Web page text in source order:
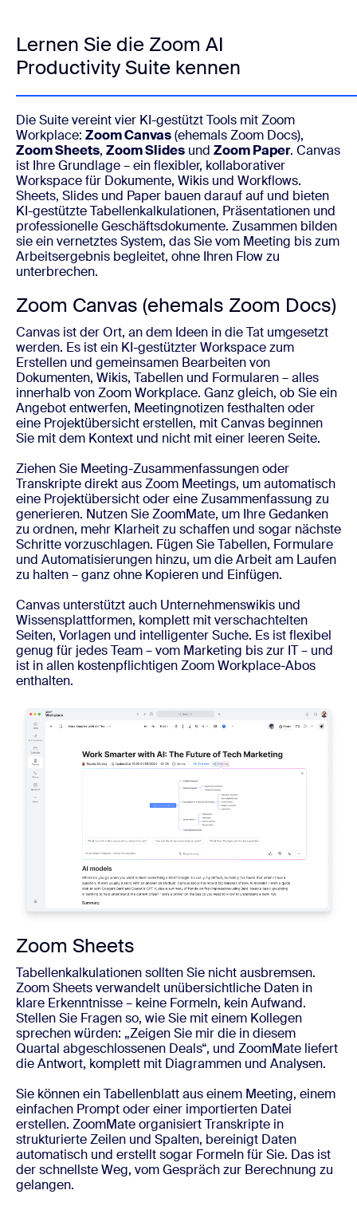
Lernen Sie die Zoom AI
Productivity Suite kennen
Die Suite vereint vier KI-gestützt Tools mit Zoom
Workplace: Zoom Canvas(ehemals Zoom Docs),
Zoom Sheets, Zoom Slides und Zoom Paper. Canvas
ist Ihre Grundlage – ein flexibler, kollaborativer
Workspace für Dokumente, Wikis und Workflows.
Sheets, Slides und Paper bauen darauf auf und bieten
KI-gestützte Tabellenkalkulationen, Präsentationen und
professionelle Geschäftsdokumente. Zusammen bilden
sie ein vernetztes System, das Sie vom Meeting bis zum
Arbeitsergebnis begleitet, ohne Ihren Flow zu
unterbrechen.
Zoom Canvas (ehemals Zoom Docs)
Canvas ist der Ort, an dem Ideen in die Tat umgesetzt
werden. Es ist ein KI-gestützter Workspace zum
Erstellen und gemeinsamen Bearbeiten von
Dokumenten, Wikis, Tabellen und Formularen – alles
innerhalb von Zoom Workplace. Ganz gleich, ob Sie ein
Angebot entwerfen, Meetingnotizen festhalten oder
eine Projektübersicht erstellen, mit Canvas beginnen
Sie mit dem Kontext und nicht mit einer leeren Seite.
Ziehen Sie Meeting-Zusammenfassungen oder
Transkripte direkt aus Zoom Meetings, um automatisch
eine Projektübersicht oder eine Zusammenfassung zu
generieren. Nutzen Sie ZoomMate, um Ihre Gedanken
zu ordnen, mehr Klarheit zu schaffen und sogar nächste
Schritte vorzuschlagen. Fügen Sie Tabellen, Formulare
und Automatisierungen hinzu, um die Arbeit am Laufen
zu halten – ganz ohne Kopieren und Einfügen.
Canvas unterstützt auch Unternehmenswikis und
Wissensplattformen, komplett mit verschachtelten
Seiten, Vorlagen und intelligenter Suche. Es ist flexibel
genug für jedes Team – vom Marketing bis zur IT – und
ist in allen kostenpflichtigen Zoom Workplace-Abos
enthalten.
Zoom Sheets
Tabellenkalkulationen sollten Sie nicht ausbremsen.
Zoom Sheets verwandelt unübersichtliche Daten in
klare Erkenntnisse – keine Formeln, kein Aufwand.
Stellen Sie Fragen so, wie Sie mit einem Kollegen
sprechen würden: „Zeigen Sie mir die in diesem
Quartal abgeschlossenen Deals“, und ZoomMate liefert
die Antwort, komplett mit Diagrammen und Analysen.
Sie können ein Tabellenblatt aus einem Meeting, einem
einfachen Prompt oder einer importierten Datei
erstellen. ZoomMate organisiert Transkripte in
strukturierte Zeilen und Spalten, bereinigt Daten
automatisch und erstellt sogar Formeln für Sie. Das ist
der schnellste Weg, vom Gespräch zur Berechnung zu
gelangen.